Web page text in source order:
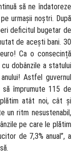
să ne îndatoreze
urmașii noștri. După
deficitul bugetar de
de acești bani. 30
Ca o consecință
dobânzile a statului
Astfel guvernul
împrumute 115 de
atât noi, cât și
un ritm nesustenabil,
pe care le plătim
de 7,3% anual”, a